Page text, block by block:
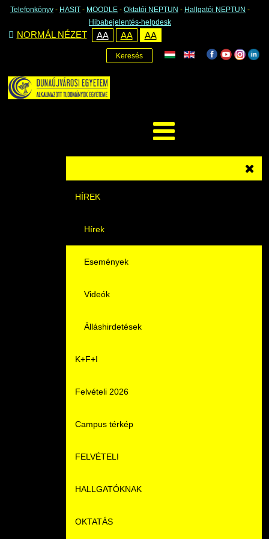
Telefonkönyv - HASIT - MOODLE - Oktatói NEPTUN - Hallgatói NEPTUN -
Hibabejelentés-helpdesk
NORMÁL NÉZET AA AA AA
Keresés
HÍREK
Hírek
Események
Videók
Álláshirdetések
K+F+I
Felvételi 2026
Campus térkép
FELVÉTELI
Pontozási rendszer szabályai
Felvetteknek
HALLGATÓKNAK
Képzéseink
OKTATÁS